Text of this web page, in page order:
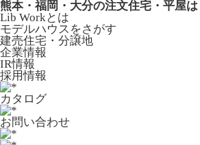
熊本・福岡・大分の注文住宅・平屋
Lib Workとは
モデルハウスをさがす
建売住宅・分譲地
企業情報
IR情報
採用情報
カタログ
お問い合わせ